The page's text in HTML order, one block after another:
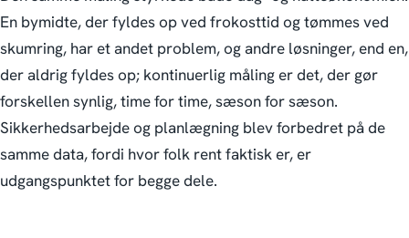
En bymidte, der fyldes op ved frokosttid og tømmes ved
skumring, har et andet problem, og andre løsninger, end en,
der aldrig fyldes op; kontinuerlig måling er det, der gør
forskellen synlig, time for time, sæson for sæson.
Sikkerhedsarbejde og planlægning blev forbedret på de
samme data, fordi hvor folk rent faktisk er, er
udgangspunktet for begge dele.